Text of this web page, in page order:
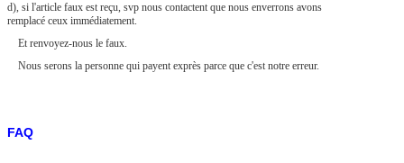
d), si l'article faux est reçu, svp nous contactent que nous enverrons avons
remplacé ceux immédiatement.
Et renvoyez-nous le faux.
Nous serons la personne qui payent exprès parce que c'est notre erreur.
FAQ